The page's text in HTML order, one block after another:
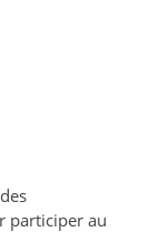
participer au